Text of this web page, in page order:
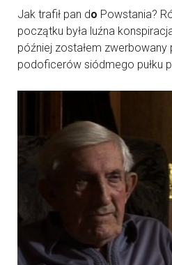
Jak trafił pan do Powstania?
początku była luźna
później zostałem zwerbowany
podoficerów siódmego pułku